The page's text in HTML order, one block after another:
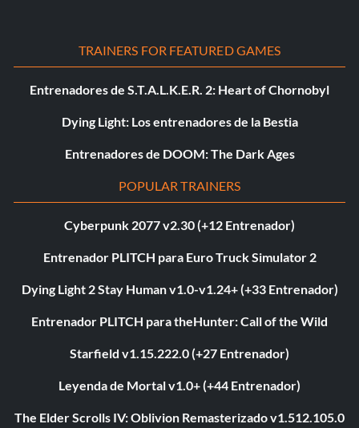
TRAINERS FOR FEATURED GAMES
Entrenadores de S.T.A.L.K.E.R. 2: Heart of Chornobyl
Dying Light: Los entrenadores de la Bestia
Entrenadores de DOOM: The Dark Ages
POPULAR TRAINERS
Cyberpunk 2077 v2.30 (+12 Entrenador)
Entrenador PLITCH para Euro Truck Simulator 2
Dying Light 2 Stay Human v1.0-v1.24+ (+33 Entrenador)
Entrenador PLITCH para theHunter: Call of the Wild
Starfield v1.15.222.0 (+27 Entrenador)
Leyenda de Mortal v1.0+ (+44 Entrenador)
The Elder Scrolls IV: Oblivion Remasterizado v1.512.105.0